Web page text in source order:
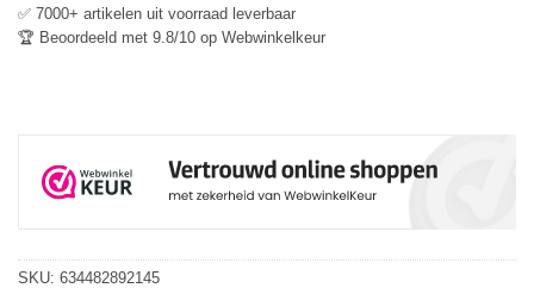
✅ 7000+ artikelen uit voorraad leverbaar
🏆 Beoordeeld met 9.8/10 op Webwinkelkeur
SKU: 634482892145